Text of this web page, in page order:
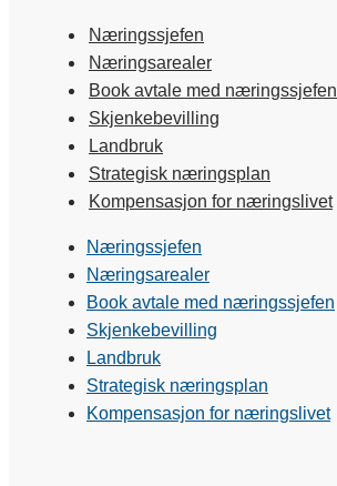
Næringssjefen
Næringsarealer
Book avtale med næringssjefen
Skjenkebevilling
Landbruk
Strategisk næringsplan
Kompensasjon for næringslivet
Næringssjefen
Næringsarealer
Book avtale med næringssjefen
Skjenkebevilling
Landbruk
Strategisk næringsplan
Kompensasjon for næringslivet